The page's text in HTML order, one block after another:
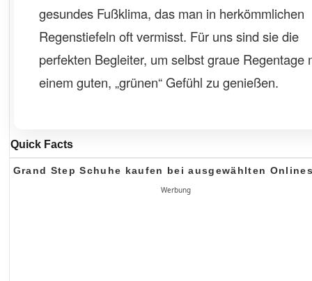
gesundes Fußklima, das man in herkömmlichen
Regenstiefeln oft vermisst. Für uns sind sie die
perfekten Begleiter, um selbst graue Regentage
einem guten, „grünen“ Gefühl zu genießen.
Quick Facts
Grand Step Schuhe kaufen bei ausgewählten
Werbung